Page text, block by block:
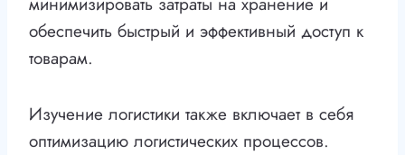
обеспечить быстрый и эффективный доступ к
товарам.
Изучение логистики также включает в себя
оптимизацию логистических процессов.